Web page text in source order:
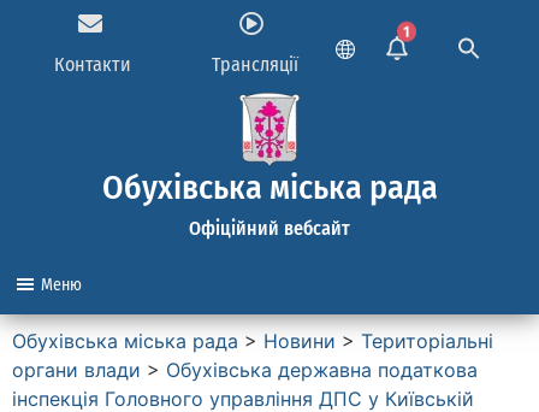
Контакти Трансляції
1
Обухівська міська рада
Офіційний вебсайт
Меню
Обухівська міська рада > Новини > Територіальні
органи влади > Обухівська державна податкова
інспекція Головного управління ДПС у Київській